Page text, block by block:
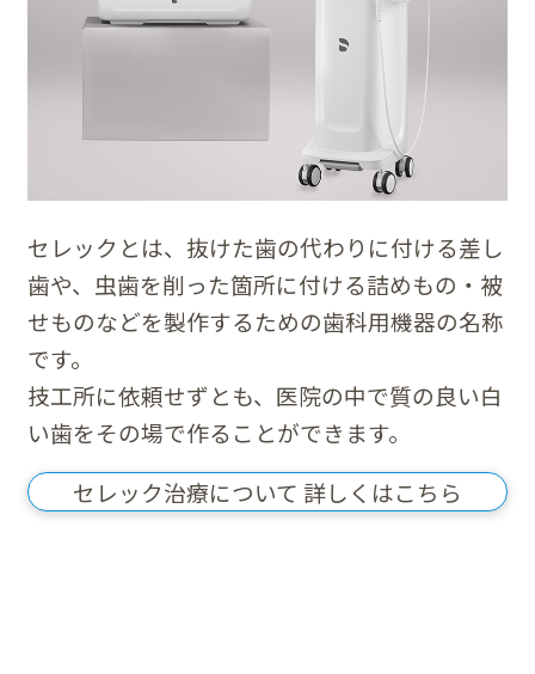
セレックとは、抜けた歯の代わりに付ける差し
歯や、虫歯を削った箇所に付ける詰めもの・被
せものなどを製作するための歯科用機器の名称
です。
技工所に依頼せずとも、医院の中で質の良い白
い歯をその場で作ることができます。
セレック治療について 詳しくはこちら